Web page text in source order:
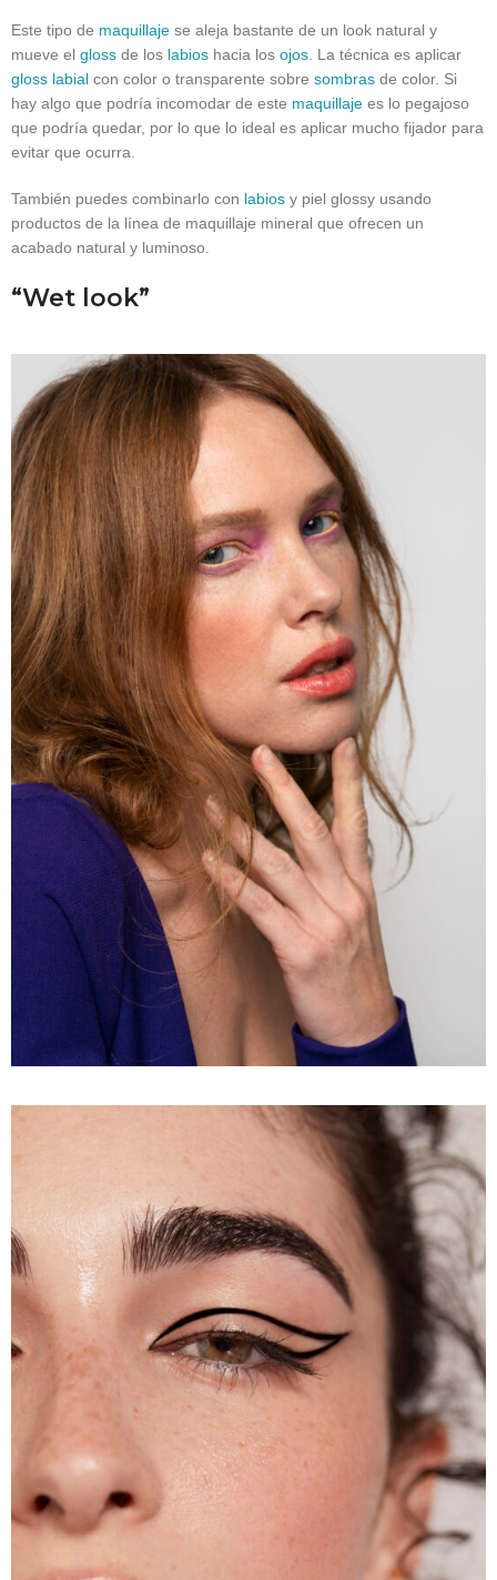
Este tipo de maquillaje se aleja bastante de un look natural y
mueve el gloss de los labios hacia los ojos . La técnica es aplicar
gloss labial con color o transparente sobre sombras de color. Si
hay algo que podría incomodar de este maquillaje es lo pegajoso
que podría quedar, por lo que lo ideal es aplicar mucho fijador para
evitar que ocurra.
También puedes combinarlo con labios y piel glossy usando
productos de la línea de maquillaje mineral que ofrecen un
acabado natural y luminoso.
“Wet look”